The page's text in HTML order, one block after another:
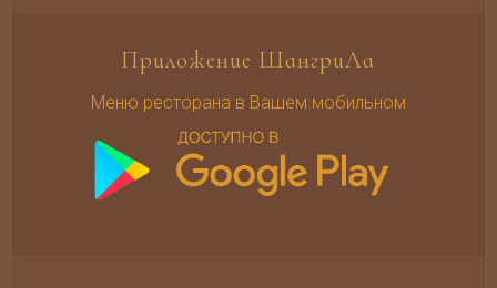
Приложение ШангриЛа
Меню ресторана в Вашем мобильном